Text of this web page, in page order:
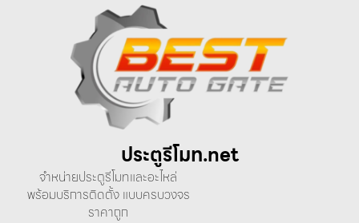
ประตูรีโมท.net
จำหน่ายประตูรีโมทและอะไหล่
พร้อมบริการติดตั้ง แบบครบวงจร
ราคาถูก